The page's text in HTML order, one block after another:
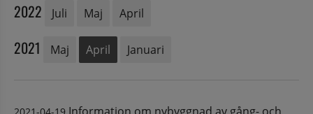
2022 Juli Maj April
2021 Maj April Januari